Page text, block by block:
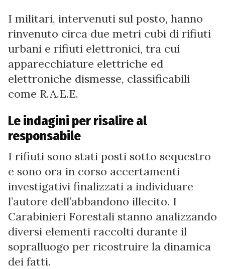
I militari, intervenuti sul posto, hanno
rinvenuto circa due metri cubi di rifiuti
urbani e rifiuti elettronici, tra cui
apparecchiature elettriche ed
elettroniche dismesse, classificabili
come R.A.E.E.
Le indagini per risalire al
responsabile
I rifiuti sono stati posti sotto sequestro
e sono ora in corso accertamenti
investigativi finalizzati a individuare
l’autore dell’abbandono illecito. I
Carabinieri Forestali stanno analizzando
diversi elementi raccolti durante il
sopralluogo per ricostruire la dinamica
dei fatti.